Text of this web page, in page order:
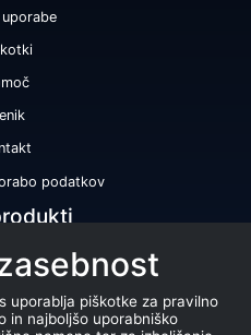
podatkov
ocena
poročilo
odličnosti
uporablja piškotke za pravilno
in najboljšo uporabniško